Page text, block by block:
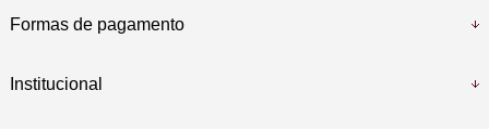
Formas de pagamento
Institucional